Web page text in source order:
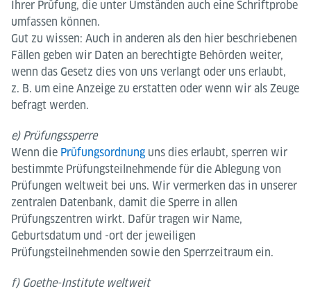
Ihrer Prüfung, die unter Umständen auch eine Schriftprobe
umfassen können.
Gut zu wissen: Auch in anderen als den hier beschriebenen
Fällen geben wir Daten an berechtigte Behörden weiter,
wenn das Gesetz dies von uns verlangt oder uns erlaubt,
z. B. um eine Anzeige zu erstatten oder wenn wir als Zeuge
befragt werden.
e) Prüfungssperre
Wenn die Prüfungsordnung uns dies erlaubt, sperren wir
bestimmte Prüfungsteilnehmende für die Ablegung von
Prüfungen weltweit bei uns. Wir vermerken das in unserer
zentralen Datenbank, damit die Sperre in allen
Prüfungszentren wirkt. Dafür tragen wir Name,
Geburtsdatum und -ort der jeweiligen
Prüfungsteilnehmenden sowie den Sperrzeitraum ein.
f) Goethe-Institute weltweit